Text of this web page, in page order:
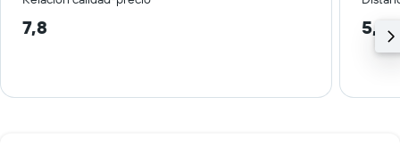
7,8 5,1